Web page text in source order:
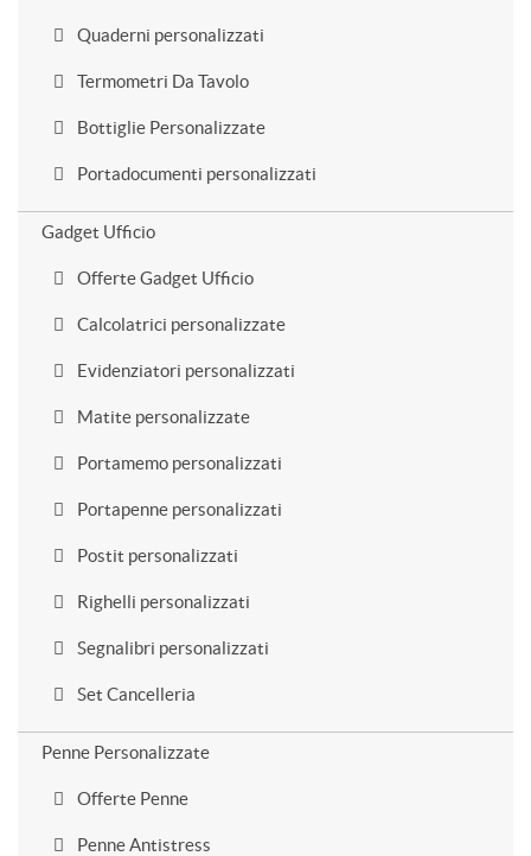
Quaderni personalizzati
Termometri Da Tavolo
Bottiglie Personalizzate
Portadocumenti personalizzati
Gadget Ufficio
Offerte Gadget Ufficio
Calcolatrici personalizzate
Evidenziatori personalizzati
Matite personalizzate
Portamemo personalizzati
Portapenne personalizzati
Postit personalizzati
Righelli personalizzati
Segnalibri personalizzati
Set Cancelleria
Penne Personalizzate
Offerte Penne
Penne Antistress